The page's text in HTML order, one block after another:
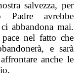
salvezza, per
avrebbe
abbandona mai.
nel fatto che
e sarà
anche le